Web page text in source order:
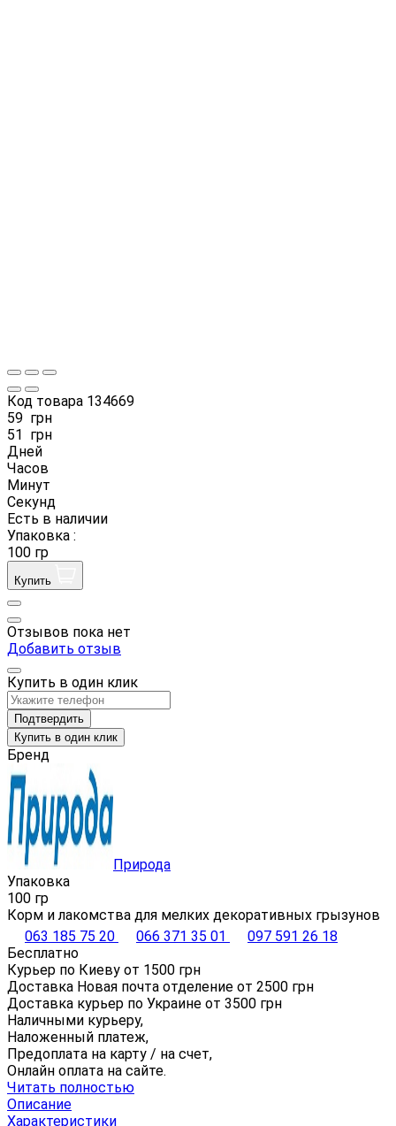
Код товара 134669
59 грн
51
грн
Дней
Часов
Минут
Секунд
Есть в наличии
Упаковка :
100 гр
Купить
Отзывов пока нет
Добавить отзыв
Купить в один клик
Подтвердить
Купить в один клик
Бренд
Природа
Упаковка
100 гр
Корм и лакомства для мелких декоративных грызунов
063 185 75 20
066 371 35 01
097 591 26 18
Бесплатно
Курьер по Киеву от 1500 грн
Доставка Новая почта отделение от 2500 грн
Доставка курьер по Украине от 3500 грн
Наличными курьеру,
Наложенный платеж,
Предоплата на карту / на счет,
Онлайн оплата на сайте.
Читать полностью
Описание
Характеристики